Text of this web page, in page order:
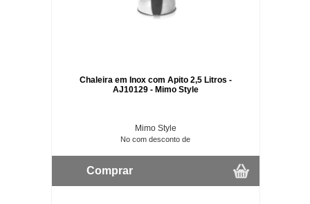
Chaleira em Inox com Apito 2,5 Litros -
AJ10129 - Mimo Style
Mimo Style
No com desconto de
Comprar